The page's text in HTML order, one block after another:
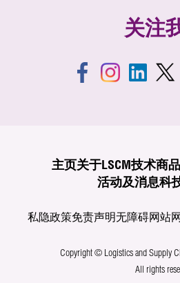
关注
主页关于LSCM技术商
活动及消息科
私隐政策免责声明无障碍网站
Copyright © Logistics and Supply
All rights